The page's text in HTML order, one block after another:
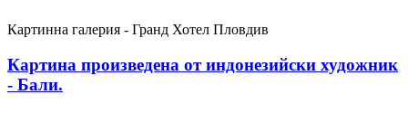
Картинна галерия - Гранд Хотел Пловдив
Картина произведена от индонезийски художник
- Бали.